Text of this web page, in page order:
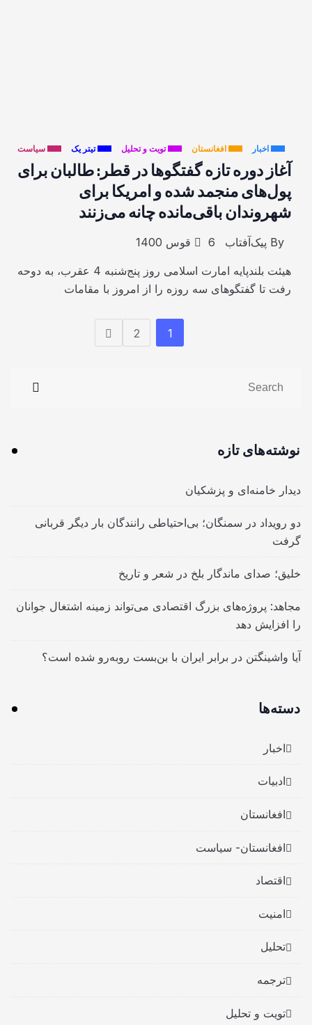
اخبار افغانستان تویت و تحلیل تیتر یک سیاست
آغاز دوره تازه گفتگوها در قطر: طالبان برای
پول‌های منجمد شده و امریکا برای
شهروندان باقی‌مانده چانه می‌زنند
By پیک‌آفتاب 6 قوس 1400
هیئت بلندپایه امارت اسلامی روز پنج‌شنبه 4 عقرب، به دوحه
رفت تا گفتگوهای سه روزه را از امروز با مقامات
1
2
نوشته‌های تازه
دیدار خامنه‌ای و پزشکیان
دو رویداد در سمنگان؛ بی‌احتیاطی رانندگان بار دیگر قربانی
گرفت
خلیق؛ صدای ماندگار بلخ در شعر و تاریخ
مجاهد: پروژه‌های بزرگ اقتصادی می‌تواند زمینه اشتغال جوانان
را افزایش دهد
آیا واشینگتن در برابر ایران با بن‌بست روبه‌رو شده است؟
دسته‌ها
اخبار
ادبیات
افغانستان
افغانستان- سیاست
اقتصاد
امنیت
تحلیل
ترجمه
تویت و تحلیل